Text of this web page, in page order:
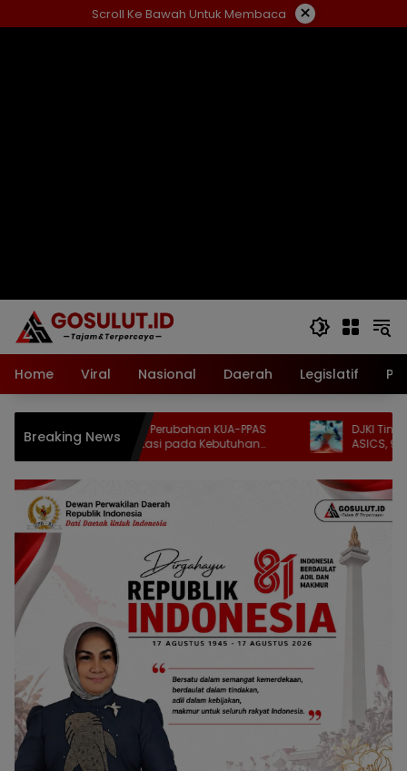
ke
Scroll Ke Bawah Untuk Membaca ×
Home Viral Nasional Daerah Legislatif
Breaking News
Indriani Dunda: Perubahan KUA-PPAS
Harus Berorientasi pada Kebutuhan
Masyarakat
DJKI Tindak
ASICS, 9.609